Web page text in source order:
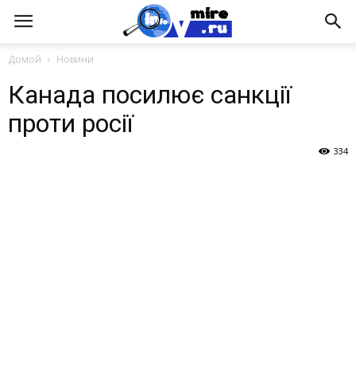
Домой Новини
Канада посилює санкції
проти росії
334